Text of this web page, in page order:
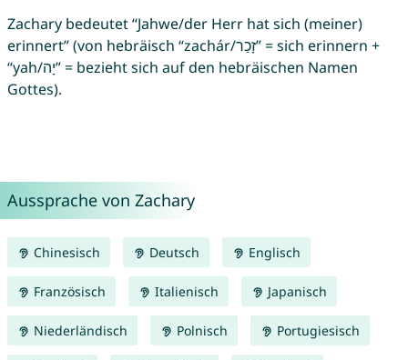
Zachary bedeutet “Jahwe/der Herr hat sich (meiner)
erinnert” (von hebräisch “zachár/זָכַר” = sich erinnern +
“yah/יָה” = bezieht sich auf den hebräischen Namen
Gottes).
Aussprache von Zachary
Chinesisch Deutsch Englisch
Französisch Italienisch Japanisch
Niederländisch Polnisch Portugiesisch